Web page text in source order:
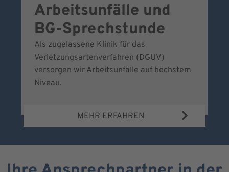
Arbeitsunfälle und
BG-Sprechstunde
Als zugelassene Klinik für das
Verletzungsartenverfahren (DGUV)
versorgen wir Arbeitsunfälle auf höchstem
Niveau.
MEHR ERFAHREN